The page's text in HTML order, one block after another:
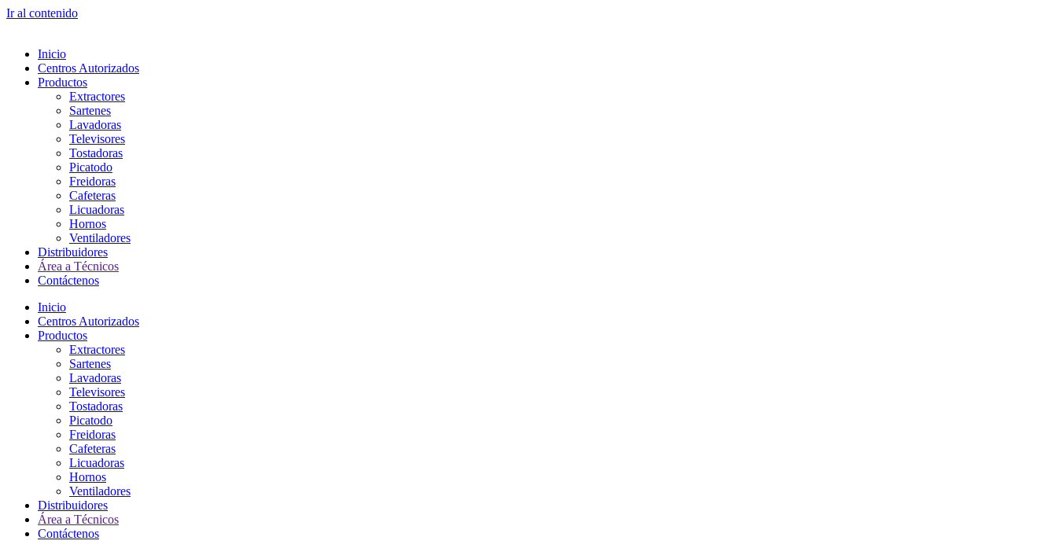
Ir al contenido
Inicio
Centros Autorizados
Productos
Extractores
Sartenes
Lavadoras
Televisores
Tostadoras
Picatodo
Freidoras
Cafeteras
Licuadoras
Hornos
Ventiladores
Distribuidores
Área a Técnicos
Contáctenos
Inicio
Centros Autorizados
Productos
Extractores
Sartenes
Lavadoras
Televisores
Tostadoras
Picatodo
Freidoras
Cafeteras
Licuadoras
Hornos
Ventiladores
Distribuidores
Área a Técnicos
Contáctenos